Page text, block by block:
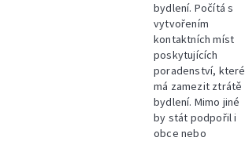
bydlení. Počítá s
vytvořením
kontaktních míst
poskytujících
poradenství, které
má zamezit ztrátě
bydlení. Mimo jiné
by stát podpořil i
obce nebo